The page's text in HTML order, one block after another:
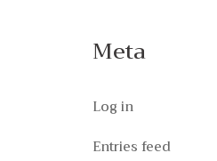
Meta
Log in
Entries feed